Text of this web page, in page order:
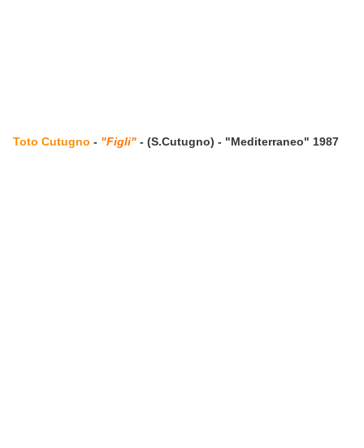
Toto Cutugno - "Figli" - (S.Cutugno) - "Mediterraneo" 1987